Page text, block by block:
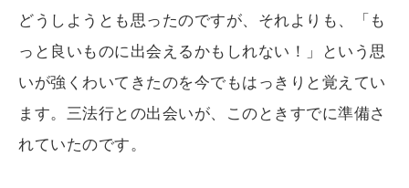
どうしようとも思ったのですが、それよりも、「も
っと良いものに出会えるかもしれない！」という思
いが強くわいてきたのを今でもはっきりと覚えてい
ます。三法行との出会いが、このときすでに準備さ
れていたのです。